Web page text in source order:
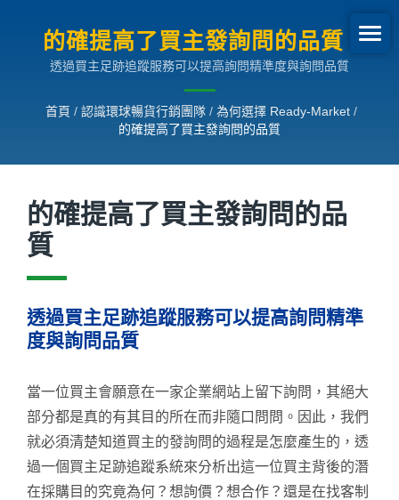
的確提高了買主發詢問的品質 |
環球暢貨B2B網路行銷SEO解決
方案
透過買主足跡追蹤服務可以提高詢問精準度與詢問品質
首頁 / 認識環球暢貨行銷團隊 / 為何選擇 Ready-Market /
的確提高了買主發詢問的品質
的確提高了買主發詢問的品
質
透過買主足跡追蹤服務可以提高詢問精準
度與詢問品質
當一位買主會願意在一家企業網站上留下詢問，其絕大
部分都是真的有其目的所在而非隨口問問。因此，我們
就必須清楚知道買主的發詢問的過程是怎麼產生的，透
過一個買主足跡追蹤系統來分析出這一位買主背後的潛
在採購目的究竟為何？想詢價？想合作？還是在找客制